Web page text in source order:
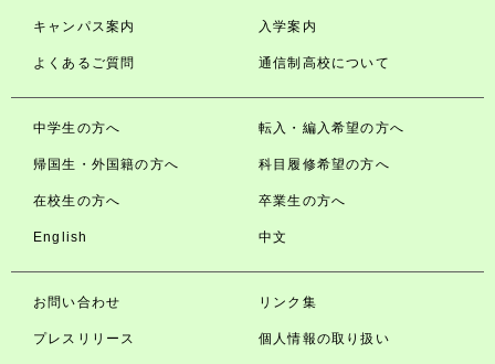
キャンパス案内 入学案内
よくあるご質問 通信制高校について
中学生の方へ 転入・編入希望の方へ
帰国生・外国籍の方へ 科目履修希望の方へ
在校生の方へ 卒業生の方へ
English 中文
お問い合わせ リンク集
プレスリリース 個人情報の取り扱い